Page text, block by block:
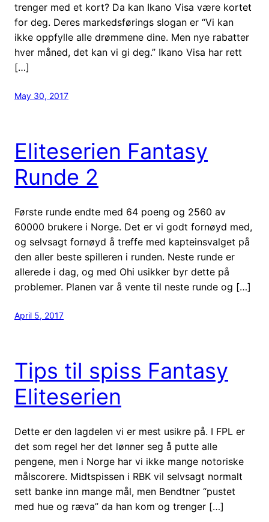
trenger med et kort? Da kan Ikano Visa være kortet
for deg. Deres markedsførings slogan er “Vi kan
ikke oppfylle alle drømmene dine. Men nye rabatter
hver måned, det kan vi gi deg.” Ikano Visa har rett
[…]
May 30, 2017
Eliteserien Fantasy
Runde 2
Første runde endte med 64 poeng og 2560 av
60000 brukere i Norge. Det er vi godt fornøyd med,
og selvsagt fornøyd å treffe med kapteinsvalget på
den aller beste spilleren i runden. Neste runde er
allerede i dag, og med Ohi usikker byr dette på
problemer. Planen var å vente til neste runde og […]
April 5, 2017
Tips til spiss Fantasy
Eliteserien
Dette er den lagdelen vi er mest usikre på. I FPL er
det som regel her det lønner seg å putte alle
pengene, men i Norge har vi ikke mange notoriske
målscorere. Midtspissen i RBK vil selvsagt normalt
sett banke inn mange mål, men Bendtner “pustet
med hue og ræva” da han kom og trenger […]